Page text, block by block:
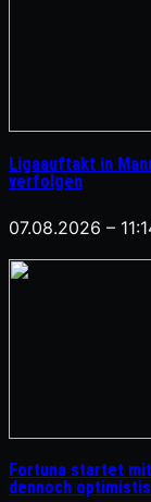
Ligaauftakt in
verfolgen
07.08.2026 –
Fortuna startet
dennoch